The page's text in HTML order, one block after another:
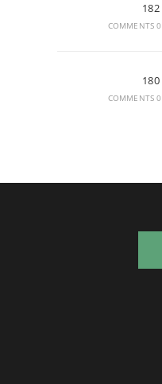
0 COMMENTS
0 COMMENTS